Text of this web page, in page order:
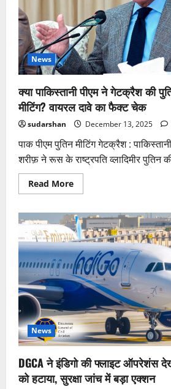
डीलर-
धांधली
की
शिकायत
और
गायब
नाम
की
पूरी
प्रक्रिया!
News
क्या पाकिस्तानी पीएम ने गेटक्रैश की
मीटिंग? वायरल दावे का फैक्ट चेक
sudarshan December 13, 2025
पाक पीएम पुतिन मीटिंग गेटक्रैश :
शरीफ़ ने रूस के राष्ट्रपति व्लादिमीर पुतिन
Read MoreRead
more
पाकिस्तानी
पीएम
ने
गेटक्रैश
की
पुतिन
की
क्लोज्ड-
डोर
मीटिंग?
दावे
का
फैक्ट
चेक
News
DGCA ने इंडिगो की फ्लाइट ऑपरेशंस
को हटाया, सुरक्षा जांच में बड़ा एक्शन